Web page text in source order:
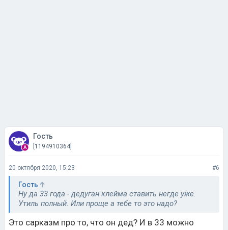
Гость
[1194910364]
20 октября 2020, 15:23 #6
Гость
Ну да 33 года - дедуган клейма ставить негде уже.
Утиль полный. Или проще а тебе то это надо?
Это сарказм про то, что он дед? И в 33 можно